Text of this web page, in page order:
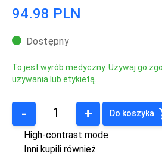
94.98 PLN
Dostępny
To jest wyrób medyczny. Używaj go
używania lub etykietą.
- + Do koszyka
High-contrast mode
Inni kupili również